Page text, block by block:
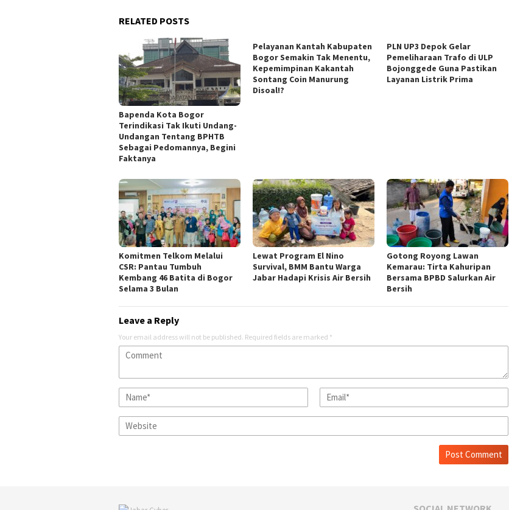
RELATED POSTS
Bapenda Kota Bogor
Terindikasi Tak Ikuti Undang-
Undangan Tentang BPHTB
Sebagai Pedomannya, Begini
Faktanya
Pelayanan Kantah Kabupaten
Bogor Semakin Tak Menentu,
Kepemimpinan Kakantah
Sontang Coin Manurung
Disoal!?
PLN UP3 Depok Gelar
Pemeliharaan Trafo di ULP
Bojonggede Guna Pastikan
Layanan Listrik Prima
Komitmen Telkom Melalui
CSR: Pantau Tumbuh
Kembang 46 Batita di Bogor
Selama 3 Bulan
Lewat Program El Nino
Survival, BMM Bantu Warga
Jabar Hadapi Krisis Air Bersih
Gotong Royong Lawan
Kemarau: Tirta Kahuripan
Bersama BPBD Salurkan Air
Bersih
Leave a Reply
Your email address will not be published. Required fields are marked *